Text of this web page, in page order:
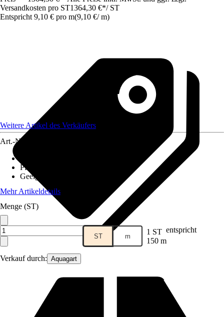
Versandkosten pro ST1364,30 €*/ ST
Entspricht 9,10 € pro m(9,10 €/ m)
Verkauf durch: Aquagart
Weitere Artikel des Verkäufers
Art.-Nr.
Pfostenstärke
Geeignet für
Mehr Artikeldetails
Menge (ST)
ST m 1 ST entspricht
150 m